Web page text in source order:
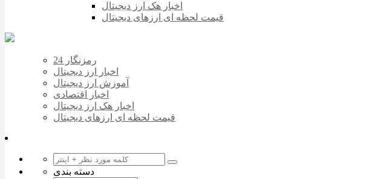
اخبار هک ارز دیجیتال
قیمت لحظه ای ارزهای دیجیتال
رمزنگار 24
اخبار ارز دیجیتال
آموزش ارز دیجیتال
اخبار اقتصادی
اخبار هک ارز دیجیتال
قیمت لحظه ای ارزهای دیجیتال
دسته بندی